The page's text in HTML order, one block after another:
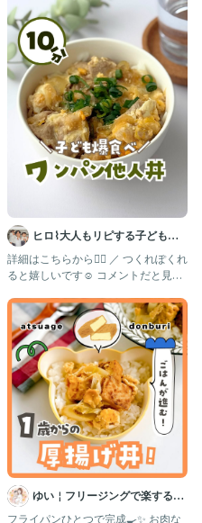
はん
りおき #離乳食相談 #離乳食
期前半 #離乳食初期メニュー #
シピ動画 #離乳食献立表 #離乳
ュー #離乳食後期ストック #離
トック #１歳ごはん #1歳ごは
はん #離乳食親子丼 #親子丼の
ヒロ⌇大人もリピする子どもご
はん🍳
詳細はこちらから👇🏻 ／ つくれぽくれ
ると嬉しいです☺️ コメントだと見逃
ゆい￤フリージングで楽する離
乳食 幼児食 | 簡単作りおき
フライパンひとつで完成🍳✨ お肉な